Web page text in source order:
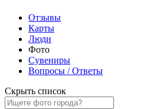
Отзывы
Карты
Люди
Фото
Сувениры
Вопросы / Ответы
Скрыть список